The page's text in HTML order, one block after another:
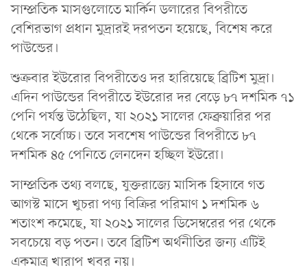
সাম্প্রতিক মাসগুলোতে মার্কিন ডলারের বিপরীতে
বেশিরভাগ প্রধান মুদ্রারই দরপতন হয়েছে, বিশেষ করে
পাউন্ডের।
শুক্রবার ইউরোর বিপরীতেও দর হারিয়েছে ব্রিটিশ মুদ্রা।
এদিন পাউন্ডের বিপরীতে ইউরোর দর বেড়ে ৮৭ দশমিক ৭১
পেনি পর্যন্ত উঠেছিল, যা ২০২১ সালের ফেব্রুয়ারির পর
থেকে সর্বোচ্চ। তবে সবশেষ পাউন্ডের বিপরীতে ৮৭
দশমিক ৪৫ পেনিতে লেনদেন হচ্ছিল ইউরো।
সাম্প্রতিক তথ্য বলছে, যুক্তরাজ্যে মাসিক হিসাবে গত
আগস্ট মাসে খুচরা পণ্য বিক্রির পরিমাণ ১ দশমিক ৬
শতাংশ কমেছে, যা ২০২১ সালের ডিসেম্বরের পর থেকে
সবচেয়ে বড় পতন। তবে ব্রিটিশ অর্থনীতির জন্য এটিই
একমাত্র খারাপ খবর নয়।